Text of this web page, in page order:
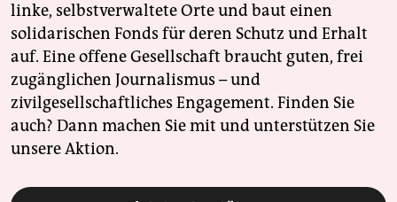
linke, selbstverwaltete Orte und baut einen
solidarischen Fonds für deren Schutz und Erhalt
auf. Eine offene Gesellschaft braucht guten, frei
zugänglichen Journalismus – und
zivilgesellschaftliches Engagement. Finden Sie
auch? Dann machen Sie mit und unterstützen Sie
unsere Aktion.